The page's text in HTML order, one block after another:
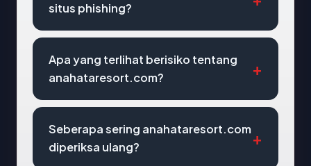
situs phishing?
Apa yang terlihat berisiko tentang
anahataresort.com?
Seberapa sering anahataresort.com
diperiksa ulang?